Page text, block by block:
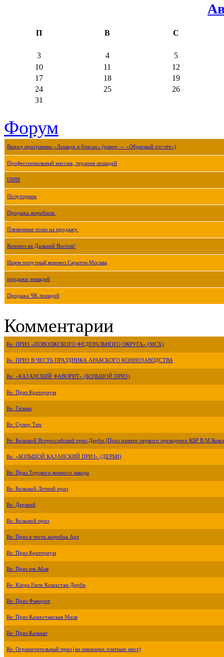
П В С
3 4
5
10
11
12
17
18
19
24
25
26
31
Форум
Выход программы «Лошади в боксах» (ранее — «Обратный отсчёт»)
Профессиональный массаж, терапия лошадей
ЦМИ
Полуторник
Продажа жеребцов.
Племенные пони на продажу.
Коневоз на Дальний Восток!
Ищем попутный коневоз Саратов-Москва
продажа лошадей
Продажа ЧК лошадей
Комментарии
Re: ПРИЗ «ПОВОЛЖСКОГО ФЕДЕРАЛЬНОГО ОКРУГА» (МСХ)
Re: ПРИЗ В ЧЕСТЬ ПРАЗДНИКА АРАБСКОГО КОННОЗАВОДСТВА
Re: «КАЗАНСКИЙ ФАВОРИТ» (БОЛЬШОЙ ПРИЗ)
Re: Приз Критериум
Re: Гизана
Re: Супер Тип
Re: Большой Всероссийский приз Дерби (Приз памяти первого президента КБР
Re: «БОЛЬШОЙ КАЗАНСКИЙ ПРИЗ» (ДЕРБИ)
Re: Приз Терского конного завода
Re: Большой Летний приз
Re: Дерзкий
Re: Большой приз
Re: Приз в честь жеребца Арт
Re: Приз Критериум
Re: Приз им.Абая
Re: Kinga Farm Казахстан Дерби
Re: Приз Фаворит
Re: Приз Казахстанская Миля
Re: Приз Казанат
Re: Ограничительный приз (не имеющих платных мест)